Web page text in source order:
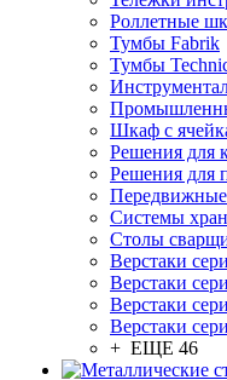
Роллетные
Тумбы Fabrik
Тумбы
Шкаф с
Решения для
Решения для
Передвижные
Системы
Столы
Верстаки
Верстаки
Верстаки
Верстаки
+ ЕЩЕ 46